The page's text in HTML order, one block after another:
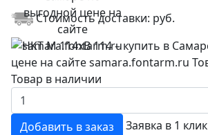
Стоимость доставки: руб.
Товар в наличии
Добавить в заказ Заявка в 1 клик